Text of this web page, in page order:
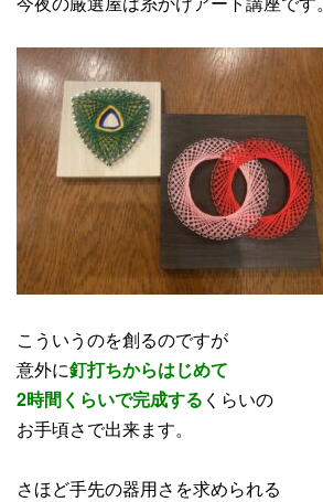
こういうのを創るのですが
意外に釘打ちからはじめて
2時間くらいで完成する くらいの
お手頃さで出来ます。
さほど手先の器用さを求められる